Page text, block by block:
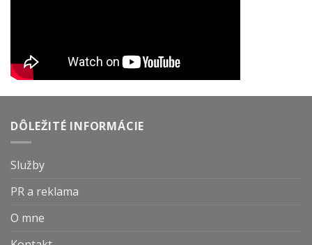
DÔLEŽITÉ INFORMÁCIE
Služby
PR a reklama
O mne